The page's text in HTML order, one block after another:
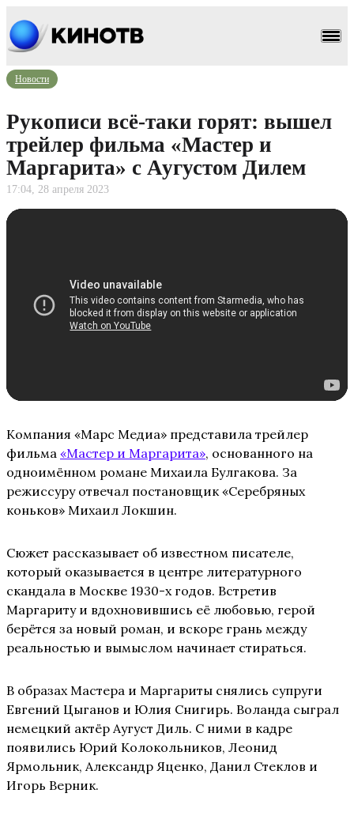
Новости
Рукописи всё-таки горят: вышел
трейлер фильма «Мастер и
Маргарита» с Аугустом Дилем
17:04, 28 апреля 2023
Компания «Марс Медиа» представила трейлер
фильма «Мастер и Маргарита», основанного на
одноимённом романе Михаила Булгакова. За
режиссуру отвечал постановщик «Серебряных
коньков» Михаил Локшин.
Сюжет рассказывает об известном писателе,
который оказывается в центре литературного
скандала в Москве 1930-х годов. Встретив
Маргариту и вдохновившись её любовью, герой
берётся за новый роман, и вскоре грань между
реальностью и вымыслом начинает стираться.
В образах Мастера и Маргариты снялись супруги
Евгений Цыганов и Юлия Снигирь. Воланда сыграл
немецкий актёр Аугуст Диль. С ними в кадре
появились Юрий Колокольников, Леонид
Ярмольник, Александр Яценко, Данил Стеклов и
Игорь Верник.